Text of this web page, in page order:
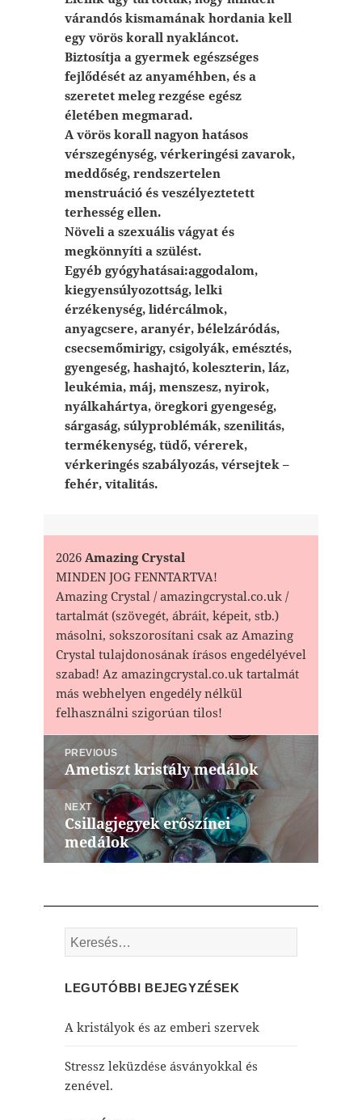
várandós kismamának hordania kell
egy vörös korall nyakláncot.
Biztosítja a gyermek egészséges
fejlődését az anyaméhben, és a
szeretet meleg rezgése egész
életében megmarad.
A vörös korall nagyon hatásos
vérszegénység, vérkeringési zavarok,
meddőség, rendszertelen
menstruáció és veszélyeztetett
terhesség ellen.
Növeli a szexuális vágyat és
megkönnyíti a szülést.
Egyéb gyógyhatásai:aggodalom,
kiegyensúlyozottság, lelki
érzékenység, lidércálmok,
anyagcsere, aranyér, bélelzáródás,
csecsemőmirigy, csigolyák, emésztés,
gyengeség, hashajtó, koleszterin, láz,
leukémia, máj, menszesz, nyirok,
nyálkahártya, öregkori gyengeség,
sárgaság, súlyproblémák, szenilitás,
termékenység, tüdő, vérerek,
vérkeringés szabályozás, vérsejtek –
fehér, vitalitás.
2026Amazing Crystal
MINDEN JOG FENNTARTVA!
Amazing Crystal / amazingcrystal.co.uk /
tartalmát (szövegét, ábráit, képeit, stb.)
másolni, sokszorosítani csak az Amazing
Crystal tulajdonosának írásos engedélyével
szabad! Az amazingcrystal.co.uk tartalmát
más webhelyen engedély nélkül
felhasználni szigorúan tilos!
Bejegyzés
navigáció
PREVIOUS
Previous
post:
Ametiszt kristály medálok
NEXT
Next
post:
Csillagjegyek erőszínei
medálok
Keresés:
LEGUTÓBBI BEJEGYZÉSEK
A kristályok és az emberi szervek
Stressz leküzdése ásványokkal és
zenével.